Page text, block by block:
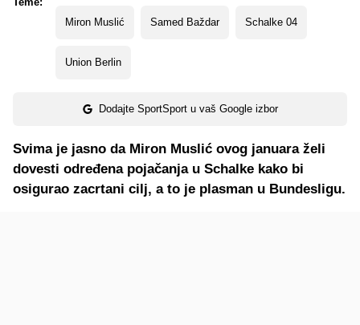
Miron Muslić Samed Baždar Schalke 04
Union Berlin
Dodajte SportSport u vaš Google izbor
Svima je jasno da Miron Muslić ovog januara želi
dovesti određena pojačanja u Schalke kako bi
osigurao zacrtani cilj, a to je plasman u Bundesligu.